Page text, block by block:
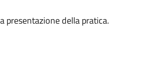
presentazione della pratica.